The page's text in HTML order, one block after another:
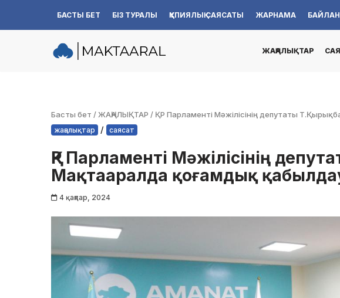
Skip
БАСТЫ БЕТ БІЗ ТУРАЛЫ ҚҰПИЯЛЫҚ САЯСАТЫ ЖАРНАМА
ЖАҢАЛЫҚТАР
Басты бет /ЖАҢАЛЫҚТАР / ҚР Парламенті Мәжілісінің депутаты
жаңалықтар / саясат
ҚР Парламенті Мәжілісінің
Мақтааралда қоғамдық қабылдау
4 қаңтар, 2024